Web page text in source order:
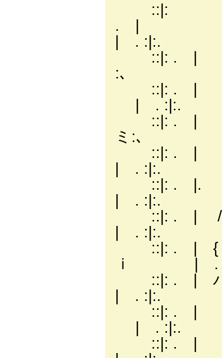
::|:
| . :|:.
::|: .
:､ |
::|: . |
| . :|:.
::|: . | r=
ミ:､ |
::|: . | /: :
| . :|:.
::|: . |. /: :
| . :|:.
::|: . | /ｲ:
| . :|:.
::|: . | {〃:
ｉ | .
::|: . | ハ
| . :|:.
::|: . | リ
| . :|:.
::|: . | √